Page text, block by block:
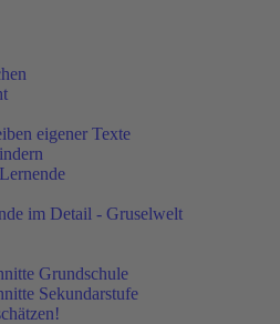
eigener Texte
im Detail - Gruselwelt
Grundschule
Sekundarstufe